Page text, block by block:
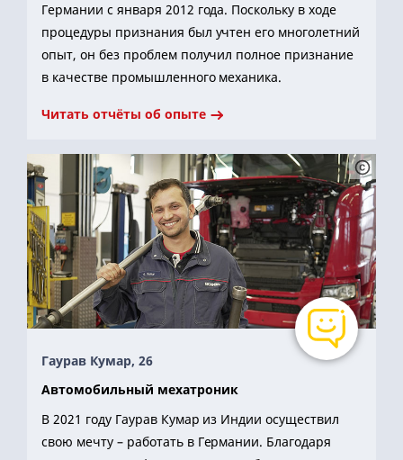
Германии с января 2012 года. Поскольку в ходе
процедуры признания был учтен его многолетний
опыт, он без проблем получил полное признание
в качестве промышленного механика.
Читать отчёты об опыте
Гаурав Кумар, 26
Автомобильный мехатроник
В 2021 году Гаурав Кумар из Индии осуществил
свою мечту – работать в Германии. Благодаря